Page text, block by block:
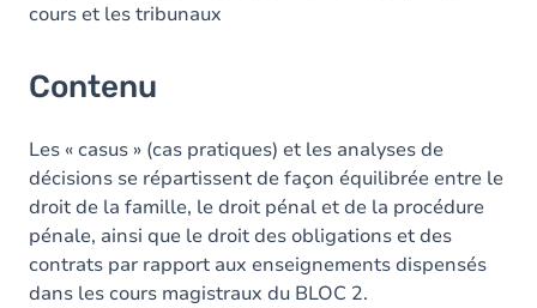
cours et les tribunaux
Contenu
Les « casus » (cas pratiques) et les analyses de
décisions se répartissent de façon équilibrée entre le
droit de la famille, le droit pénal et de la procédure
pénale, ainsi que le droit des obligations et des
contrats par rapport aux enseignements dispensés
dans les cours magistraux du BLOC 2.